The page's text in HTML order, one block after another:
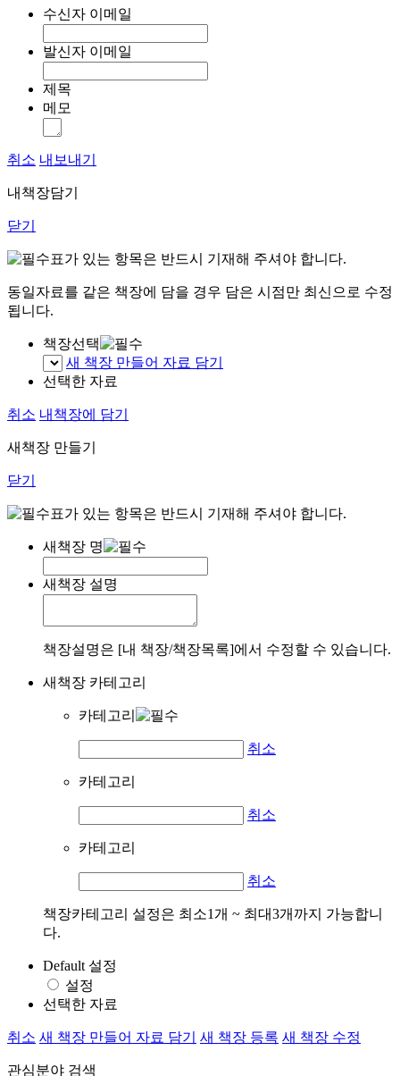
수신자 이메일
발신자 이메일
제목
메모
취소 내보내기
내책장담기
닫기
표가 있는 항목은 반드시 기재해 주셔야 합니다.
동일자료를 같은 책장에 담을 경우 담은 시점만 최신으로 수정
됩니다.
책장선택
새 책장 만들어 자료 담기
선택한 자료
취소 내책장에 담기
새책장 만들기
닫기
표가 있는 항목은 반드시 기재해 주셔야 합니다.
새책장 명
새책장 설명
책장설명은 [내 책장/책장목록]에서 수정할 수 있습니다.
새책장 카테고리
카테고리
취소
카테고리
취소
카테고리
취소
책장카테고리 설정은 최소1개 ~ 최대3개까지 가능합니
다.
Default 설정
설정
선택한 자료
취소 새 책장 만들어 자료 담기 새 책장 등록 새 책장 수정
관심분야 검색